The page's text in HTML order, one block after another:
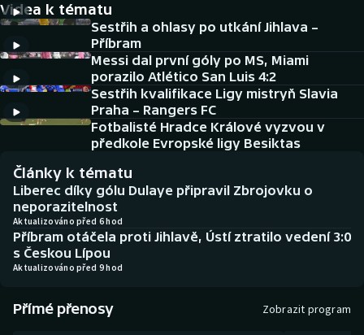
Atletika
Cyklistika
DALŠÍ SPORTY
Americký fotbal
Baseball a softbal
Basketbal
Biatlon
NEPŘEHLÉDNĚTE
Soutěže
Historické návraty
Aplikace ČT sport
Videa k tématu
Sestřih a ohlasy po utkání Jihlava –
Příbram
Messi dal první góly po MS, Miami
porazilo Atlético San Luis 4:2
Sestřih kvalifikace Ligy mistryň Slavia
Praha – Rangers FC
Fotbalisté Hradce Králové vyzvou v
předkole Evropské ligy Besiktas
Články k tématu
Liberec díky gólu Dulaye připravil Zbrojovku o
neporazitelnost
Aktualizováno před 6 hod
Příbram otáčela proti Jihlavě, Ústí ztratilo vedení 3:0
s Českou Lípou
Aktualizováno před 9 hod
Přímé přenosy Zobrazit program